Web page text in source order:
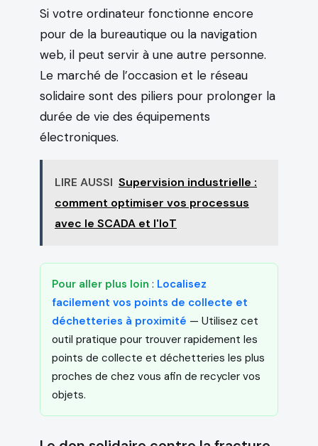
Si votre ordinateur fonctionne encore
pour de la bureautique ou la navigation
web, il peut servir à une autre personne.
Le marché de l’occasion et le réseau
solidaire sont des piliers pour prolonger la
durée de vie des équipements
électroniques.
LIRE AUSSI Supervision industrielle :
comment optimiser vos processus
avec le SCADA et l'IoT
Pour aller plus loin : Localisez
facilement vos points de collecte et
déchetteries à proximité — Utilisez cet
outil pratique pour trouver rapidement les
points de collecte et déchetteries les plus
proches de chez vous afin de recycler vos
objets.